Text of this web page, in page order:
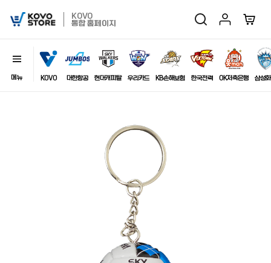
KOVO
Store
KOVO
통합 홈페이지
검색
닫기
마이페이지장바구
이미지
KOVO 대한항공 현대캐피탈 우리카드 KB손해보험 한국전력 OK저축은행 삼성